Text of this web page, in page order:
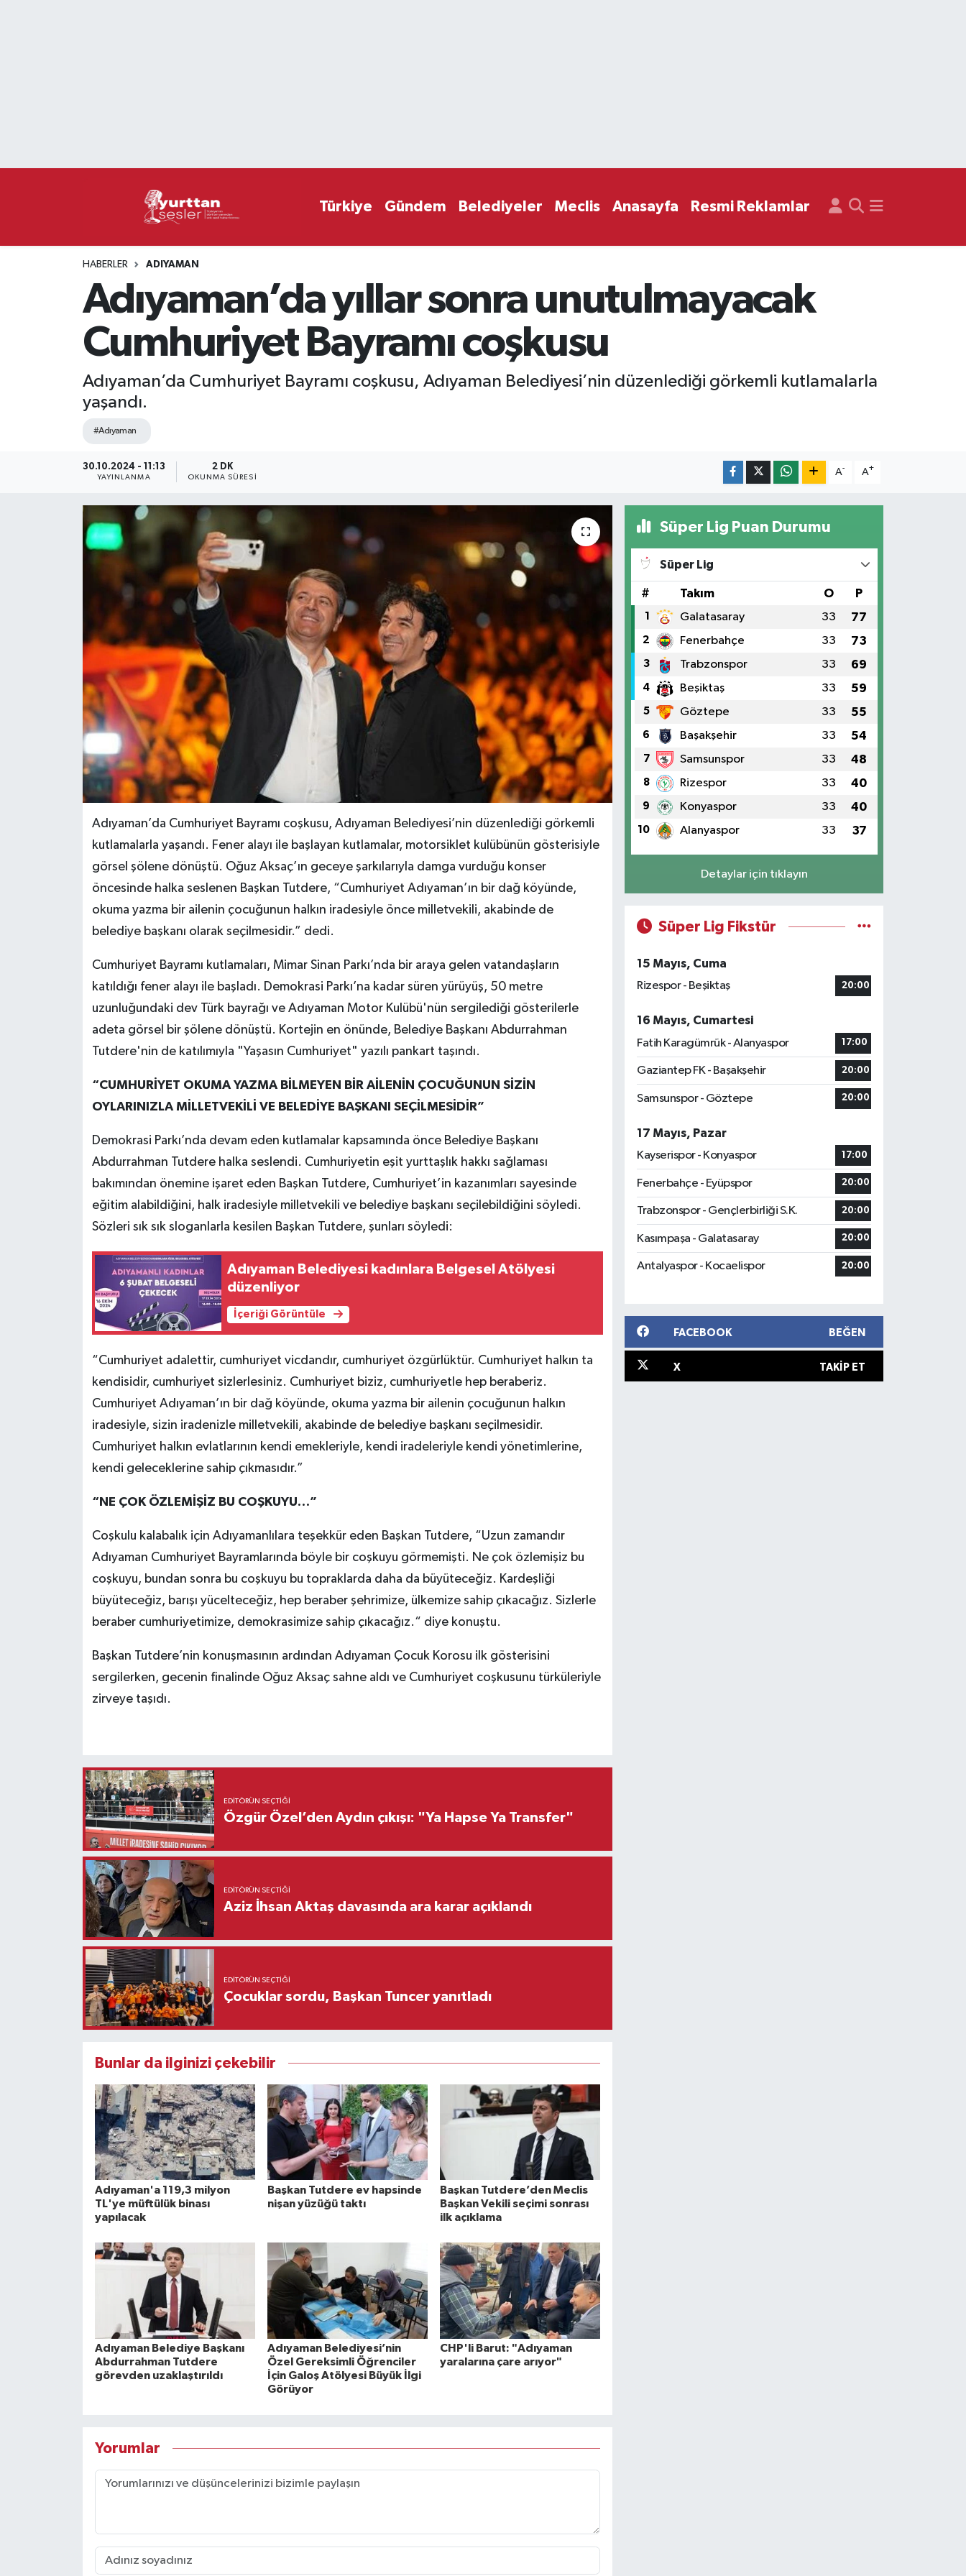
Türkiye Gündem Belediyeler Meclis Anasayfa Resmi Reklamlar
HABERLER ADIYAMAN
Adıyaman’da yıllar sonra unutulmayacak
Cumhuriyet Bayramı coşkusu
Adıyaman’da Cumhuriyet Bayramı coşkusu, Adıyaman Belediyesi’nin düzenlediği görkemli kutlamalarla
yaşandı.
#Adıyaman
30.10.2024 - 11:13
YAYINLANMA
2 DK
OKUNMA SÜRESI
A- A+
Adıyaman’da Cumhuriyet Bayramı coşkusu, Adıyaman Belediyesi’nin düzenlediği görkemli
kutlamalarla yaşandı. Fener alayı ile başlayan kutlamalar, motorsiklet kulübünün gösterisiyle
görsel şölene dönüştü. Oğuz Aksaç’ın geceye şarkılarıyla damga vurduğu konser
öncesinde halka seslenen Başkan Tutdere, “Cumhuriyet Adıyaman’ın bir dağ köyünde,
okuma yazma bir ailenin çocuğunun halkın iradesiyle önce milletvekili, akabinde de
belediye başkanı olarak seçilmesidir.” dedi.
Cumhuriyet Bayramı kutlamaları, Mimar Sinan Parkı’nda bir araya gelen vatandaşların
katıldığı fener alayı ile başladı. Demokrasi Parkı’na kadar süren yürüyüş, 50 metre
uzunluğundaki dev Türk bayrağı ve Adıyaman Motor Kulübü'nün sergilediği gösterilerle
adeta görsel bir şölene dönüştü. Kortejin en önünde, Belediye Başkanı Abdurrahman
Tutdere'nin de katılımıyla "Yaşasın Cumhuriyet" yazılı pankart taşındı.
“CUMHURİYET OKUMA YAZMA BİLMEYEN BİR AİLENİN ÇOCUĞUNUN SİZİN
OYLARINIZLA MİLLETVEKİLİ VE BELEDİYE BAŞKANI SEÇİLMESİDİR”
Demokrasi Parkı’nda devam eden kutlamalar kapsamında önce Belediye Başkanı
Abdurrahman Tutdere halka seslendi. Cumhuriyetin eşit yurttaşlık hakkı sağlaması
bakımından önemine işaret eden Başkan Tutdere, Cumhuriyet’in kazanımları sayesinde
eğitim alabildiğini, halk iradesiyle milletvekili ve belediye başkanı seçilebildiğini söyledi.
Sözleri sık sık sloganlarla kesilen Başkan Tutdere, şunları söyledi:
Adıyaman Belediyesi kadınlara Belgesel Atölyesi
düzenliyor
İçeriği Görüntüle
“Cumhuriyet adalettir, cumhuriyet vicdandır, cumhuriyet özgürlüktür. Cumhuriyet halkın ta
kendisidir, cumhuriyet sizlerlesiniz. Cumhuriyet biziz, cumhuriyetle hep beraberiz.
Cumhuriyet Adıyaman’ın bir dağ köyünde, okuma yazma bir ailenin çocuğunun halkın
iradesiyle, sizin iradenizle milletvekili, akabinde de belediye başkanı seçilmesidir.
Cumhuriyet halkın evlatlarının kendi emekleriyle, kendi iradeleriyle kendi yönetimlerine,
kendi geleceklerine sahip çıkmasıdır.”
“NE ÇOK ÖZLEMİŞİZ BU COŞKUYU…”
Coşkulu kalabalık için Adıyamanlılara teşekkür eden Başkan Tutdere, “Uzun zamandır
Adıyaman Cumhuriyet Bayramlarında böyle bir coşkuyu görmemişti. Ne çok özlemişiz bu
coşkuyu, bundan sonra bu coşkuyu bu topraklarda daha da büyüteceğiz. Kardeşliği
büyüteceğiz, barışı yücelteceğiz, hep beraber şehrimize, ülkemize sahip çıkacağız. Sizlerle
beraber cumhuriyetimize, demokrasimize sahip çıkacağız.“ diye konuştu.
Başkan Tutdere’nin konuşmasının ardından Adıyaman Çocuk Korosu ilk gösterisini
sergilerken, gecenin finalinde Oğuz Aksaç sahne aldı ve Cumhuriyet coşkusunu türküleriyle
zirveye taşıdı.
EDITÖRÜN SEÇTIĞI
Özgür Özel’den Aydın çıkışı: "Ya Hapse Ya Transfer"
EDITÖRÜN SEÇTIĞI
Aziz İhsan Aktaş davasında ara karar açıklandı
EDITÖRÜN SEÇTIĞI
Çocuklar sordu, Başkan Tuncer yanıtladı
Bunlar da ilginizi çekebilir
Adıyaman'a 119,3 milyon
TL'ye müftülük binası
yapılacak
Başkan Tutdere ev hapsinde
nişan yüzüğü taktı
Başkan Tutdere’den Meclis
Başkan Vekili seçimi sonrası
ilk açıklama
Adıyaman Belediye Başkanı
Abdurrahman Tutdere
görevden uzaklaştırıldı
Adıyaman Belediyesi’nin
Özel Gereksimli Öğrenciler
İçin Galoş Atölyesi Büyük İlgi
Görüyor
CHP'li Barut: "Adıyaman
yaralarına çare arıyor"
Yorumlar
Süper Lig Puan Durumu
Süper Lig
# Takım O P
1 Galatasaray 33 77
2 Fenerbahçe 33 73
3 Trabzonspor 33 69
4 Beşiktaş 33 59
5 Göztepe 33 55
6 Başakşehir 33 54
7 Samsunspor 33 48
8 Rizespor 33 40
9 Konyaspor 33 40
10 Alanyaspor 33 37
Detaylar için tıklayın
Süper Lig Fikstür
15 Mayıs, Cuma
Rizespor - Beşiktaş
20:00
16 Mayıs, Cumartesi
Fatih Karagümrük - Alanyaspor
17:00
Gaziantep FK - Başakşehir 20:00
Samsunspor - Göztepe 20:00
17 Mayıs, Pazar
Kayserispor - Konyaspor
17:00
Fenerbahçe - Eyüpspor 20:00
Trabzonspor - Gençlerbirliği S.K. 20:00
Kasımpaşa - Galatasaray 20:00
Antalyaspor - Kocaelispor 20:00
FACEBOOK BEĞEN
X TAKIP ET
Süper Lig Puan Durumu ve Fikstür
Haber Arşivi